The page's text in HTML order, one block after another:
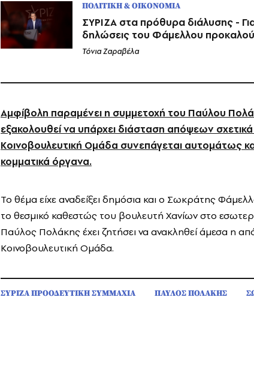
ΠΟΛΙΤΙΚΗ & ΟΙΚΟΝΟΜΙΑ
ΣΥΡΙΖΑ στα πρόθυρα διάλυσης -
δηλώσεις του Φάμελλου
Τόνια Ζαραβέλα
Αμφίβολη παραμένει η συμμετοχή του Παύλου
εξακολουθεί να υπάρχει διάσταση απόψεων
Κοινοβουλευτική Ομάδα συνεπάγεται αυτομάτως
κομματικά όργανα.
Το θέμα είχε αναδείξει δημόσια και ο Σωκράτης
το θεσμικό καθεστώς του βουλευτή Χανίων στο
Παύλος Πολάκης έχει ζητήσει να ανακληθεί άμεσα η
Κοινοβουλευτική Ομάδα.
ΣΥΡΙΖΑ ΠΡΟΟΔΕΥΤΙΚΗ ΣΥΜΜΑΧΙΑ ΠΑΥΛΟΣ ΠΟΛΑΚΗΣ